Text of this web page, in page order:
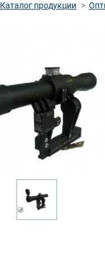
Каталог продукции